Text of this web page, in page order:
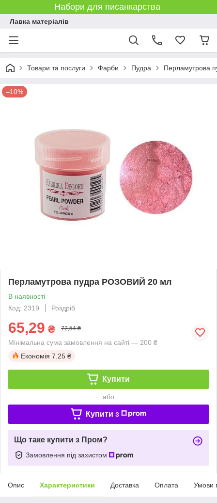
Набори для писанкарства
Лавка матеріалів
Товари та послуги Фарби Пудра Перламутрова
–10%
Перламутрова пудра РОЗОВИЙ 20 мл
В наявності
Код: 2319
Роздріб
65,29 ₴ 72,54 ₴
Мінімальна сума замовлення на сайті — 200 ₴
Економія 7.25 ₴
Купити
або
Купити з
Що таке купити з Пром?
Замовлення під захистом
Опис Характеристики Доставка Оплата Умови